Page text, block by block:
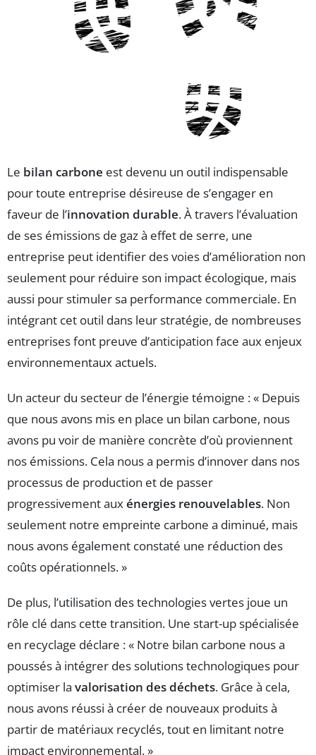
Le bilan carbone est devenu un outil indispensable
pour toute entreprise désireuse de s’engager en
faveur de l’innovation durable. À travers l’évaluation
de ses émissions de gaz à effet de serre, une
entreprise peut identifier des voies d’amélioration non
seulement pour réduire son impact écologique, mais
aussi pour stimuler sa performance commerciale. En
intégrant cet outil dans leur stratégie, de nombreuses
entreprises font preuve d’anticipation face aux enjeux
environnementaux actuels.
Un acteur du secteur de l’énergie témoigne : « Depuis
que nous avons mis en place un bilan carbone, nous
avons pu voir de manière concrète d’où proviennent
nos émissions. Cela nous a permis d’innover dans nos
processus de production et de passer
progressivement auxénergies renouvelables. Non
seulement notre empreinte carbone a diminué, mais
nous avons également constaté une réduction des
coûts opérationnels. »
De plus, l’utilisation des technologies vertes joue un
rôle clé dans cette transition. Une start-up spécialisée
en recyclage déclare : « Notre bilan carbone nous a
poussés à intégrer des solutions technologiques pour
optimiser la valorisation des déchets. Grâce à cela,
nous avons réussi à créer de nouveaux produits à
partir de matériaux recyclés, tout en limitant notre
impact environnemental. »